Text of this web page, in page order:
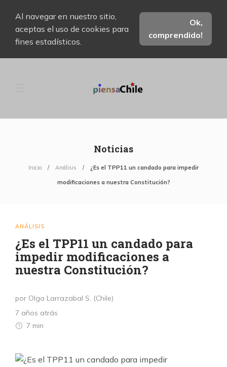
Al navegar en nuestro sitio,
aceptas el uso de cookies para
fines estadísticos.
Ok,
comprendido!
Noticias
Inicio Análisis ¿Es el TPP11 un candado para impedir
modificaciones a nuestra Constitución?
ANÁLISIS
¿Es el TPP11 un candado para
impedir modificaciones a
nuestra Constitución?
por Olga Larrazabal S. (Chile)
7 años atrás
7 min